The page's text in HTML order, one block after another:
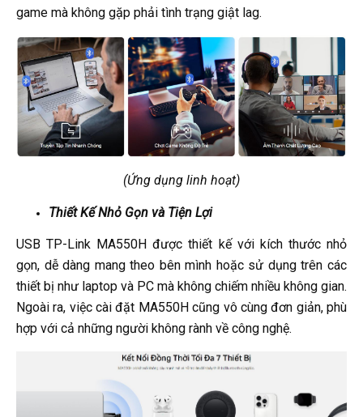
game mà không gặp phải tình trạng giật lag.
(Ứng dụng linh hoạt)
Thiết Kế Nhỏ Gọn và Tiện Lợi
USB TP-Link MA550H được thiết kế với kích thước nhỏ
gọn, dễ dàng mang theo bên mình hoặc sử dụng trên các
thiết bị như laptop và PC mà không chiếm nhiều không gian.
Ngoài ra, việc cài đặt MA550H cũng vô cùng đơn giản, phù
hợp với cả những người không rành về công nghệ.